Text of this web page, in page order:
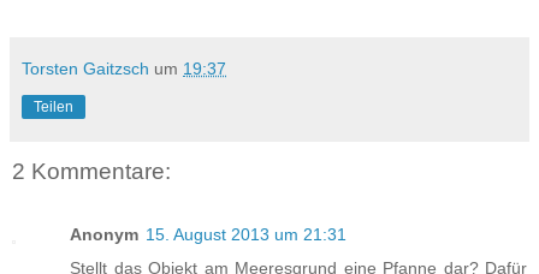
Torsten Gaitzsch um 19:37
Teilen
2 Kommentare:
Anonym 15. August 2013 um 21:31
Stellt das Objekt am Meeresgrund eine Pfanne dar? Dafür